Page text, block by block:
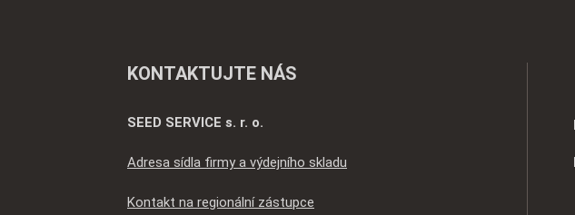
KONTAKTUJTE NÁS
SEED SERVICE s. r. o.
Adresa sídla firmy a výdejního skladu
Kontakt na regionální zástupce